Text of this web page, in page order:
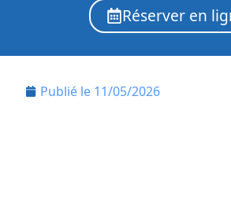
Réserver en
Publié le 11/05/2026